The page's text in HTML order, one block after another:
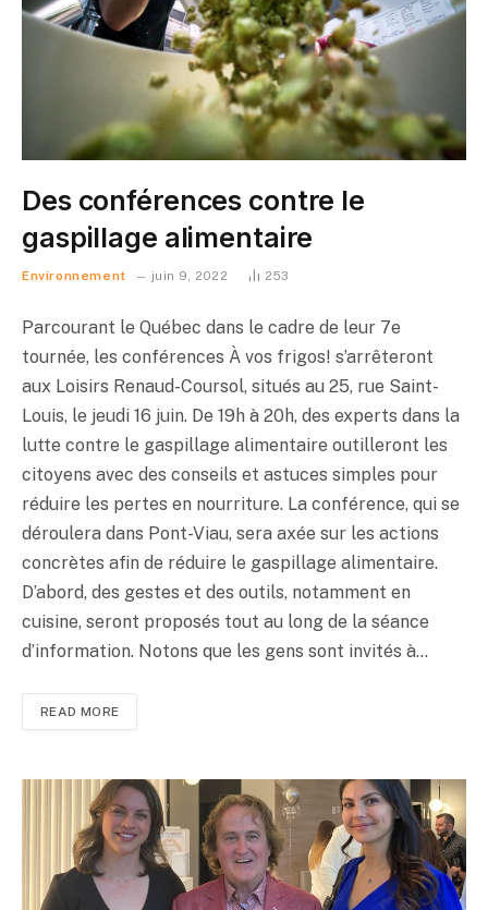
Des conférences contre le
gaspillage alimentaire
Environnement juin 9, 2022 253
Parcourant le Québec dans le cadre de leur 7e
tournée, les conférences À vos frigos! s’arrêteront
aux Loisirs Renaud-Coursol, situés au 25, rue Saint-
Louis, le jeudi 16 juin. De 19h à 20h, des experts dans la
lutte contre le gaspillage alimentaire outilleront les
citoyens avec des conseils et astuces simples pour
réduire les pertes en nourriture. La conférence, qui se
déroulera dans Pont-Viau, sera axée sur les actions
concrètes afin de réduire le gaspillage alimentaire.
D’abord, des gestes et des outils, notamment en
cuisine, seront proposés tout au long de la séance
d’information. Notons que les gens sont invités à…
READ MORE